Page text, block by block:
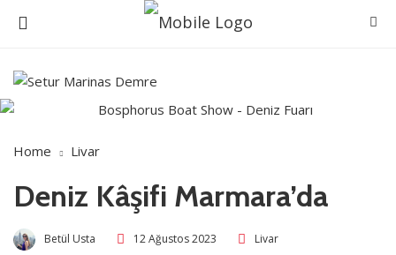
Home Livar
Deniz Kâşifi Marmara’da
Betül Usta 12 Ağustos 2023 Livar